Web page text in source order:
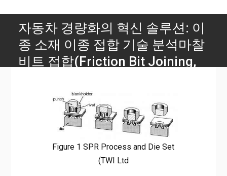
자동차 경량화의 혁신 솔루션: 이
종 소재 이종 접합 기술 분석마찰
비트 접합(Friction Bit Joining,
강도강의 고강도 체결 타당성 연
Home
자동차 경량화의 혁신 솔루션: 이종 소재 이종 접합 기술 분석
마찰 비트 접합(Friction Bit Joining, FBJ)을 이용한 알루미늄
과 초고강도강의 고강도 체결 타당성 연구
Figure 1 SPR Process and Die Set
(TWI Ltd